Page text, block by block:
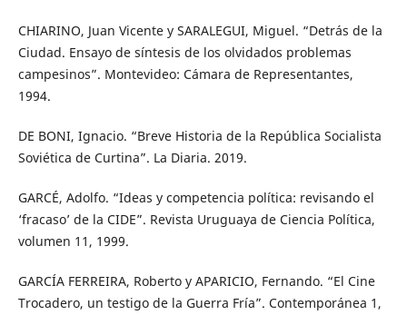
CHIARINO, Juan Vicente y SARALEGUI, Miguel. “Detrás de la
Ciudad. Ensayo de síntesis de los olvidados problemas
campesinos”. Montevideo: Cámara de Representantes,
1994.
DE BONI, Ignacio. “Breve Historia de la República Socialista
Soviética de Curtina”. La Diaria. 2019.
GARCÉ, Adolfo. “Ideas y competencia política: revisando el
‘fracaso’ de la CIDE”. Revista Uruguaya de Ciencia Política,
volumen 11, 1999.
GARCÍA FERREIRA, Roberto y APARICIO, Fernando. “El Cine
Trocadero, un testigo de la Guerra Fría”. Contemporánea 1,